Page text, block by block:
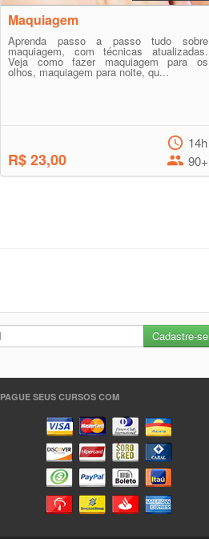
Maquiagem
Aprenda passo a passo tudo sobre
maquiagem, com técnicas atualizadas.
Veja como fazer maquiagem para os
olhos, maquiagem para noite, qu...
R$ 23,00
14h
90+
PAGUE SEUS CURSOS COM